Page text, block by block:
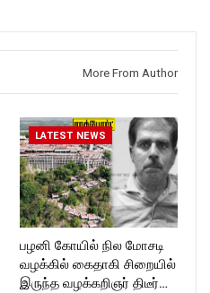
More From Author
LATEST NEWS
பழனி கோயில் நில மோசடி
வழக்கில் கைதாகி சிறையில்
இருந்த வழக்கறிஞர் திடீர்…